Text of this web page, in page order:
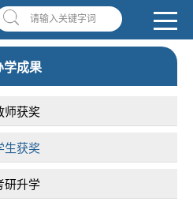
学校首页| OA系统 违反师德举报信箱
请输入关键字词
学成果
师获奖
生获奖
研升学